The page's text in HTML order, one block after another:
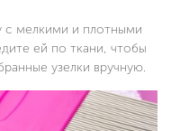
с мелкими и плотными
ей по ткани, чтобы
узелки вручную.